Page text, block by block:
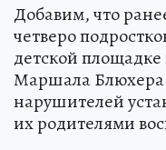
Добавим, что
четверо
детской
Маршала
нарушителей
их родителями